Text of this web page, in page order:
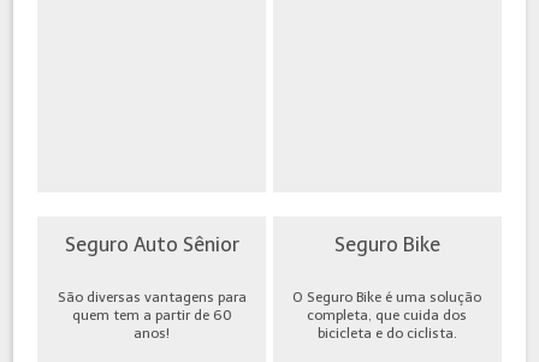
Seguro Auto Sênior
São diversas vantagens para
quem tem a partir de 60
anos!
Seguro Bike
O Seguro Bike é uma solução
completa, que cuida dos
bicicleta e do ciclista.